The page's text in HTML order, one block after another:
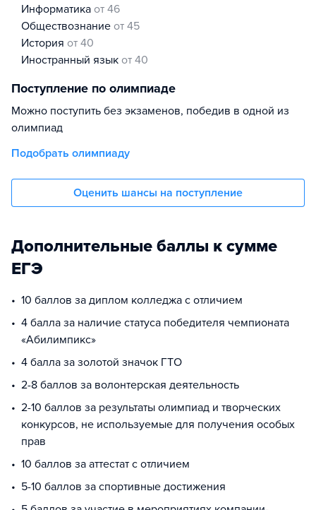
информатика от 46
обществознание от 45
история от 40
иностранный язык от 40
Поступление по олимпиаде
Можно поступить без экзаменов, победив в одной из
олимпиад
Подобрать олимпиаду
Оценить шансы на поступление
Дополнительные баллы к сумме
ЕГЭ
10 баллов за диплом колледжа с отличием
4 балла за наличие статуса победителя чемпионата
«Абилимпикс»
4 балла за золотой значок ГТО
2-8 баллов за волонтерская деятельность
2-10 баллов за результаты олимпиад и творческих
конкурсов, не используемые для получения особых
прав
10 баллов за аттестат с отличием
5-10 баллов за спортивные достижения